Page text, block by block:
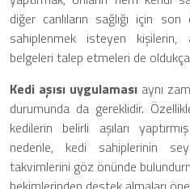
diğer canlıların sağlığı için
sahiplenmek isteyen kişilerin,
belgeleri talep etmeleri de oldukça
Kedi aşısı uygulaması aynı
durumunda da gereklidir.
kedilerin belirli aşıları
nedenle, kedi sahiplerinin
takvimlerini göz önünde